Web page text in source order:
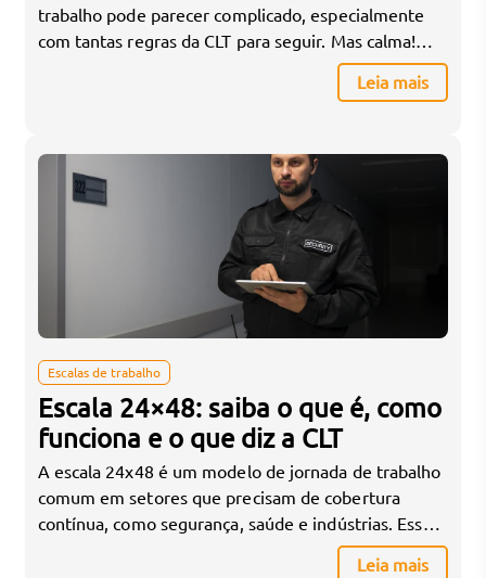
trabalho pode parecer complicado, especialmente
com tantas regras da CLT para seguir. Mas calma!
Estamos aqui para te mostrar, de forma fácil e
prática, garantindo que você evite problemas legais,
os […]
Leia mais
Escalas de trabalho
Escala 24×48: saiba o que é, como
funciona e o que diz a CLT
A escala 24x48 é um modelo de jornada de trabalho
comum em setores que precisam de cobertura
contínua, como segurança, saúde e indústrias. Esse
formato de escala oferece uma solução eficiente
Leia mais